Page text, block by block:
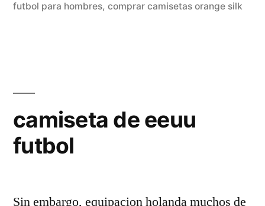
futbol para hombres, comprar camisetas orange silk
camiseta de eeuu
futbol
Sin embargo, equipacion holanda muchos de